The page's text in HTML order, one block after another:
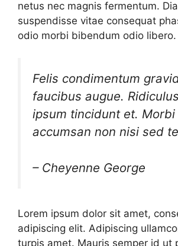
netus nec magnis fermentum.
suspendisse vitae consequat
odio morbi bibendum odio libero.
Felis condimentum
faucibus augue.
ipsum tincidunt et. Morbi
accumsan non nisi sed
– Cheyenne George
Lorem ipsum dolor sit amet,
adipiscing elit. Adipiscing
turpis amet. Mauris semper id ut